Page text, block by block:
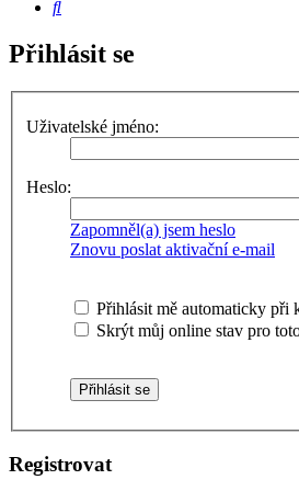
Hledat
Přihlásit se
Uživatelské jméno:
Heslo:
Zapomněl(a) jsem heslo
Znovu poslat aktivační e-mail
Přihlásit mě automaticky při
Skrýt můj online stav pro
Registrovat